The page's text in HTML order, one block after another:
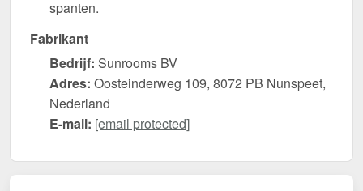
spanten.
Fabrikant
Bedrijf: Sunrooms BV
Adres: Oosteinderweg 109, 8072 PB Nunspeet,
Nederland
E-mail: [email protected]